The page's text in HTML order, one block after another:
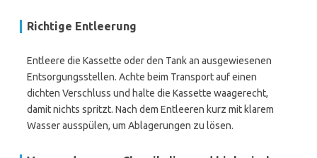
Richtige Entleerung
Entleere die Kassette oder den Tank an ausgewiesenen
Entsorgungsstellen. Achte beim Transport auf einen
dichten Verschluss und halte die Kassette waagerecht,
damit nichts spritzt. Nach dem Entleeren kurz mit klarem
Wasser ausspülen, um Ablagerungen zu lösen.